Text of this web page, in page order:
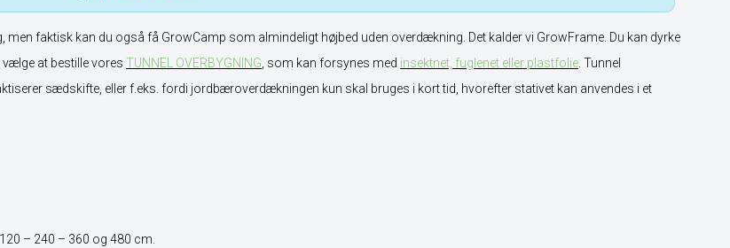
faktisk kan du også få GrowCamp som almindeligt højbed uden overdækning. Det kalder vi GrowFrame. Du kan dyrke
at bestille vores TUNNEL OVERBYGNING , som kan forsynes med insektnet, fuglenet eller plastfolie . Tunnel
sædskifte, eller f.eks. fordi jordbæroverdækningen kun skal bruges i kort tid, hvorefter stativet kan anvendes i et
– 240 – 360 og 480 cm.